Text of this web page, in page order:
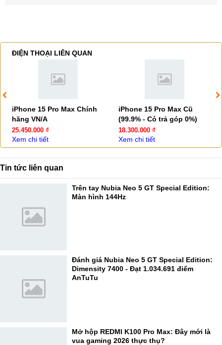
ĐIỆN THOẠI LIÊN QUAN
iPhone 15 Pro Max Chính
hãng VN/A
25.450.000 ₫
Xem chi tiết
iPhone 15 Pro Max Cũ
(99.9% - Có trả góp 0%)
18.300.000 ₫
Xem chi tiết
Tin tức liên quan
Trên tay Nubia Neo 5 GT Special Edition:
Màn hình 144Hz
Đánh giá Nubia Neo 5 GT Special Edition:
Dimensity 7400 - Đạt 1.034.691 điểm
AnTuTu
Mở hộp REDMI K100 Pro Max: Đây mới là
vua gaming 2026 thực thụ?